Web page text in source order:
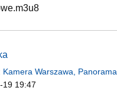
Kamera Warszawa, Panorama
19 19:47